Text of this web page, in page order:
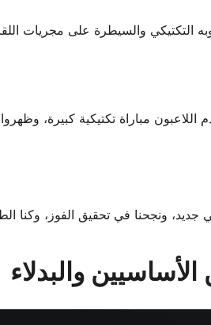
التكتيكي والسيطرة على مجريات
مباراة تكتيكية كبيرة،
ونجحنا في تحقيق الفوز، وكنا
الأساسيين والبدلاء